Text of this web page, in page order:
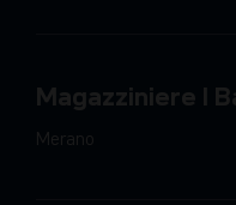
Magazziniere I
Merano